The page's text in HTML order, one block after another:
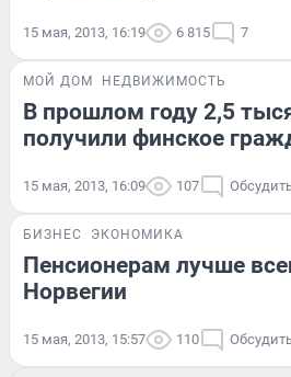
15 мая, 2013, 16:19 6 815 7
МОЙ ДОМ НЕДВИЖИМОСТЬ
В прошлом году 2,5
получили финское
15 мая, 2013, 16:09 107
БИЗНЕС ЭКОНОМИКА
Пенсионерам лучше
Норвегии
15 мая, 2013, 15:57 110